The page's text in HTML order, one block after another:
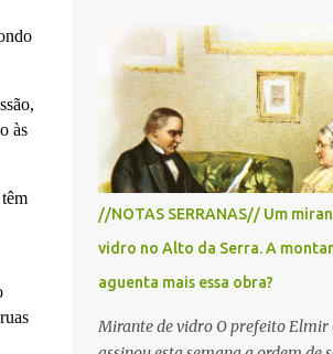
às
realização do L'Étape Serra Negra
de France presented by Nubank.
Considerado o principal circuito
amador da América Latina, o
atletas de diferentes regiões do
percursos passando pelos
Serra Negra, Amparo, Monte
Lindoia e Socorro. Para garantir a
dos participantes e do público,
trechos de rodovias e estradas da
longo da prova. A largada será na
//NOTAS SERRANAS// Um
vidro no Alto da Serra. A
aguenta mais essa obra?
Mirante de vidro O prefeito Elmir